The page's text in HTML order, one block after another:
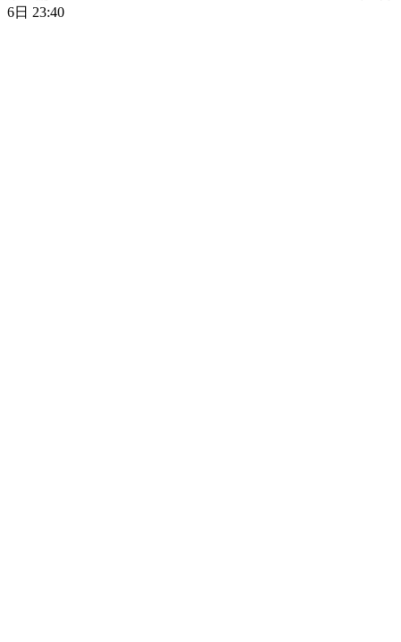
6日 23:40